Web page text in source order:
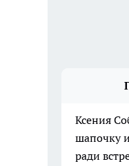
Ксения
шапочку
ради